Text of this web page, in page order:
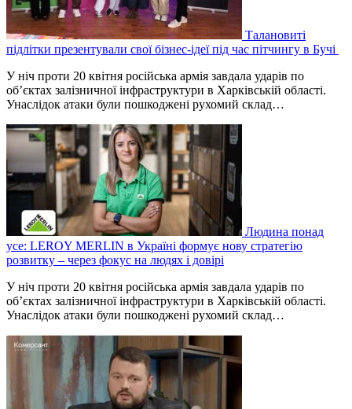
Талановиті
підлітки презентували свої бізнес-ідеї під час пітчингу в Бучі
У ніч проти 20 квітня російська армія завдала ударів по
об’єктах залізничної інфраструктури в Харківській області.
Унаслідок атаки були пошкоджені рухомий склад…
Людина понад
усе: LEROY MERLIN в Україні формує нову стратегію
розвитку – через фокус на людях і довірі
У ніч проти 20 квітня російська армія завдала ударів по
об’єктах залізничної інфраструктури в Харківській області.
Унаслідок атаки були пошкоджені рухомий склад…